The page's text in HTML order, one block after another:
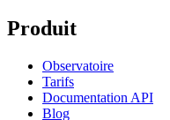
Produit
Observatoire
Tarifs
Documentation API
Blog